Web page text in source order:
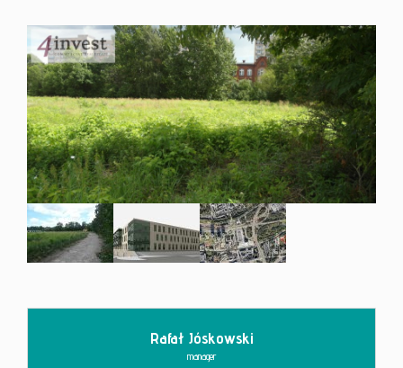
Kontakt
Rafał Jóskowski
manager